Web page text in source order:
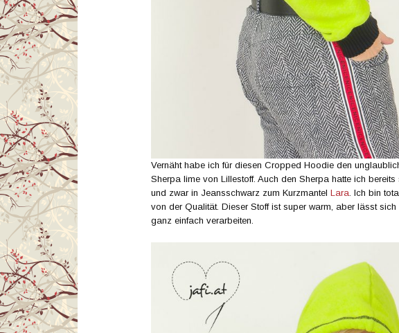
Vernäht habe ich für diesen Cropped Hoodie den
Sherpa lime von Lillestoff. Auch den Sherpa hatte ich bereits
und zwar in Jeansschwarz zum Kurzmantel Lara. Ich bin
von der Qualität. Dieser Stoff ist super warm, aber lässt sich
ganz einfach verarbeiten.